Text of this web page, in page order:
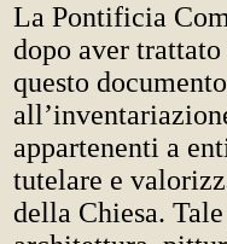
La Pontificia
dopo aver
questo
appartenenti a
tutelare e
della Chiesa.